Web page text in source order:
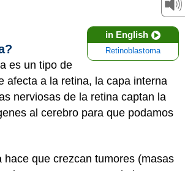
in English
Retinoblastoma
es un tipo de
afecta a la retina, la capa interna
nerviosas de la retina captan la
al cerebro para que podamos
hace que crezcan tumores (masas